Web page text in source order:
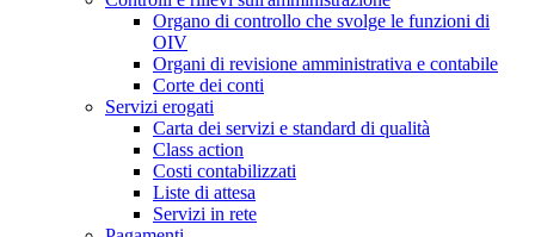
Organo di controllo che svolge le funzioni di
OIV
Organi di revisione amministrativa e contabile
Corte dei conti
Servizi erogati
Carta dei servizi e standard di qualità
Class action
Costi contabilizzati
Liste di attesa
Servizi in rete